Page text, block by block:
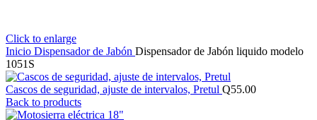
Click to enlarge
Inicio Dispensador de Jabón Dispensador de Jabón liquido modelo
1051S
Cascos de seguridad, ajuste de intervalos, Pretul Q55.00
Back to products